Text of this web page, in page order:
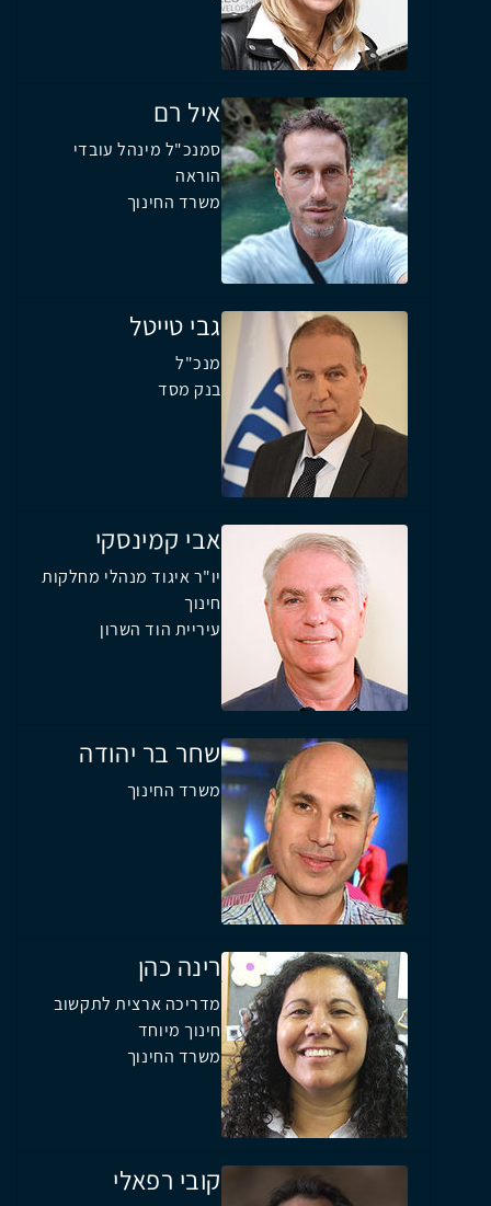
איל רם
סמנכ"ל מינהל עובדי
הוראה
משרד החינוך
גבי טייטל
מנכ"ל
בנק מסד
אבי קמינסקי
יו"ר איגוד מנהלי מחלקות
חינוך
עיריית הוד השרון
שחר בר יהודה
משרד החינוך
רינה כהן
מדריכה ארצית לתקשוב
חינוך מיוחד
משרד החינוך
קובי רפאלי